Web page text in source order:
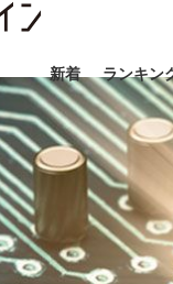
新着 ランキン
スクープ
おす
#藤田